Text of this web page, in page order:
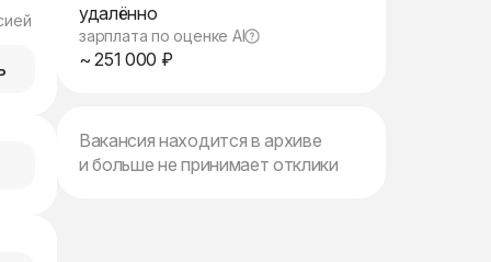
удалённо
зарплата по оценке AI
~ 251 000 ₽
Вакансия находится в архиве
и больше не принимает отклики